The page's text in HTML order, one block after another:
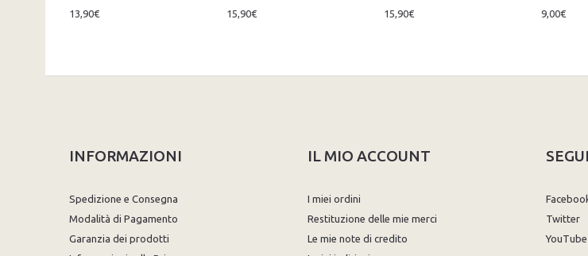
13,90€ 15,90€ 15,90€ 9,00€
INFORMAZIONI
Spedizione e Consegna
Modalità di Pagamento
Garanzia dei prodotti
IL MIO ACCOUNT
I miei ordini
Restituzione delle mie merci
Le mie note di credito
Twitter
YouTube